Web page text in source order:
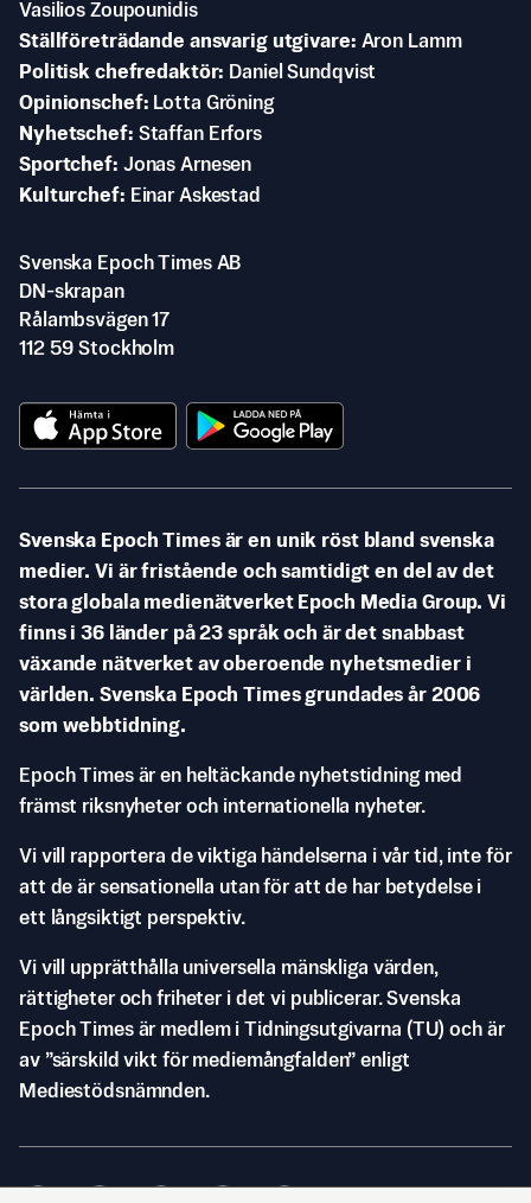
Vasilios Zoupounidis
Ställföreträdande ansvarig utgivare Aron Lamm
Politisk chefredaktör
Daniel Sundqvist
Opinionschef
Lotta Gröning
Nyhetschef Staffan Erfors
Sportchef Jonas Arnesen
Kulturchef
Einar Askestad
Svenska Epoch Times AB
DN-skrapan
Rålambsvägen 17
112 59 Stockholm
Svenska Epoch Times är en unik röst bland svenska
medier. Vi är fristående och samtidigt en del av det
stora globala medienätverket Epoch Media Group. Vi
finns i 36 länder på 23 språk och är det snabbast
växande nätverket av oberoende nyhetsmedier i
världen. Svenska Epoch Times grundades år 2006
som webbtidning.
Epoch Times är en heltäckande nyhetstidning med
främst riksnyheter och internationella nyheter.
Vi vill rapportera de viktiga händelserna i vår tid, inte för
att de är sensationella utan för att de har betydelse i
ett långsiktigt perspektiv.
Vi vill upprätthålla universella mänskliga värden,
rättigheter och friheter i det vi publicerar. Svenska
Epoch Times är medlem i Tidningsutgivarna (TU) och är
av ”särskild vikt för mediemångfalden” enligt
Mediestödsnämnden.